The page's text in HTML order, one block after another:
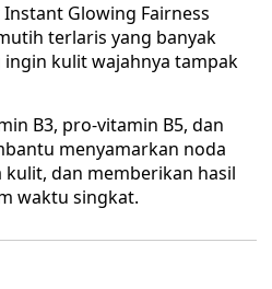
Glowing Fairness
terlaris yang banyak
kulit wajahnya tampak
B3, pro-vitamin B5, dan
menyamarkan noda
dan memberikan hasil
waktu singkat.